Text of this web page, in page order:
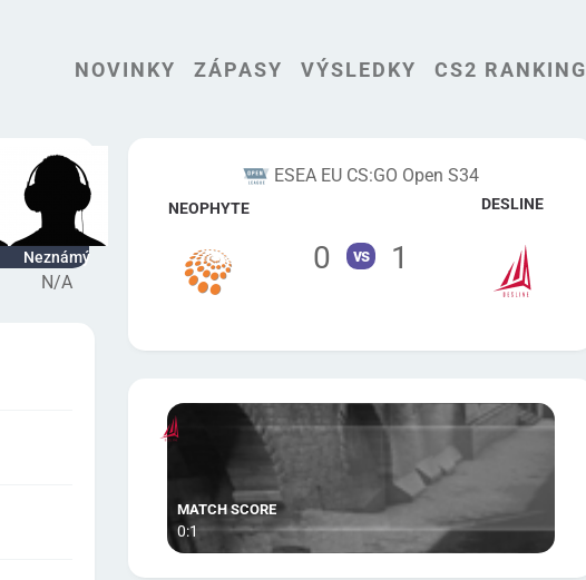
NOVINKY ZÁPASY VÝSLEDKY CS2 RANKING
Neznámý
N/A
ESEA EU CS:GO Open S34
NEOPHYTE
0 vs 1
DESLINE
0:1